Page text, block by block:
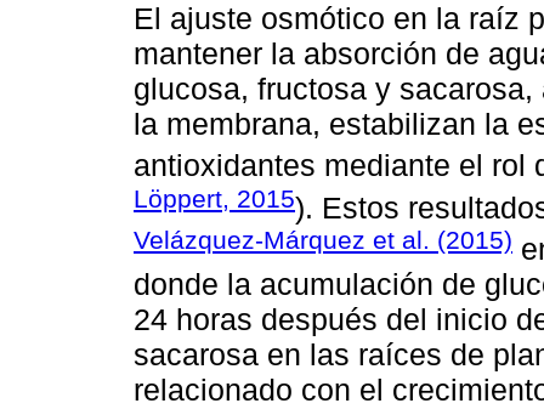
El ajuste osmótico en la raíz
mantener la absorción de
glucosa, fructosa y
la membrana, estabilizan la
antioxidantes mediante el rol
Löppert, 2015). Estos
Velázquez-Márquez et al. (2015)
donde la acumulación de
24 horas después del inicio
sacarosa en las raíces de
relacionado con el